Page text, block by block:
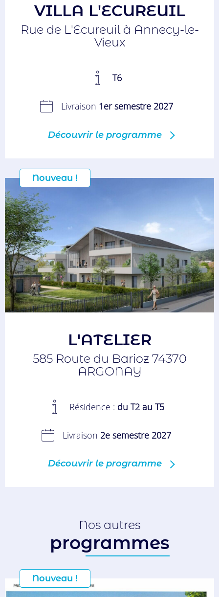
VILLA L'ECUREUIL
Rue de L'Ecureuil à Annecy-le-
Vieux
T6
Livraison 1er semestre 2027
Découvrir le programme
Nouveau !
L'ATELIER
585 Route du Barioz 74370
ARGONAY
Résidence : du T2 au T5
Livraison 2e semestre 2027
Découvrir le programme
Nos autres
programmes
Nouveau !